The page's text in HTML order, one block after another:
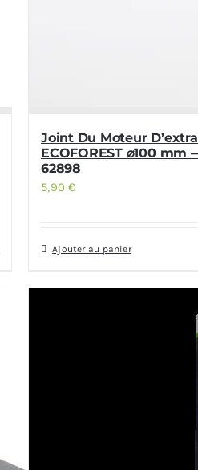
Joint Du Moteur
ECOFOREST ⌀100 mm
62898
5,90€
Ajouter au panier